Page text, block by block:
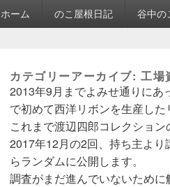
ホーム のこ屋根日記 谷中の
カテゴリーアーカイブ:工場
2013年9月までよみせ通りにあ
で初めて西洋リボンを生産した
これまで渡辺四郎コレクショ
2017年12月の2回、持ち主よ
らランダムに公開します。
調査がまだ進んでいないために